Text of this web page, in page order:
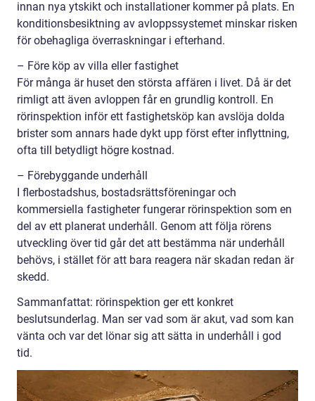
innan nya ytskikt och installationer kommer på plats. En
konditionsbesiktning av avloppssystemet minskar risken
för obehagliga överraskningar i efterhand.
– Före köp av villa eller fastighet
För många är huset den största affären i livet. Då är det
rimligt att även avloppen får en grundlig kontroll. En
rörinspektion inför ett fastighetsköp kan avslöja dolda
brister som annars hade dykt upp först efter inflyttning,
ofta till betydligt högre kostnad.
– Förebyggande underhåll
I flerbostadshus, bostadsrättsföreningar och
kommersiella fastigheter fungerar rörinspektion som en
del av ett planerat underhåll. Genom att följa rörens
utveckling över tid går det att bestämma när underhåll
behövs, i stället för att bara reagera när skadan redan är
skedd.
Sammanfattat: rörinspektion ger ett konkret
beslutsunderlag. Man ser vad som är akut, vad som kan
vänta och var det lönar sig att sätta in underhåll i god
tid.